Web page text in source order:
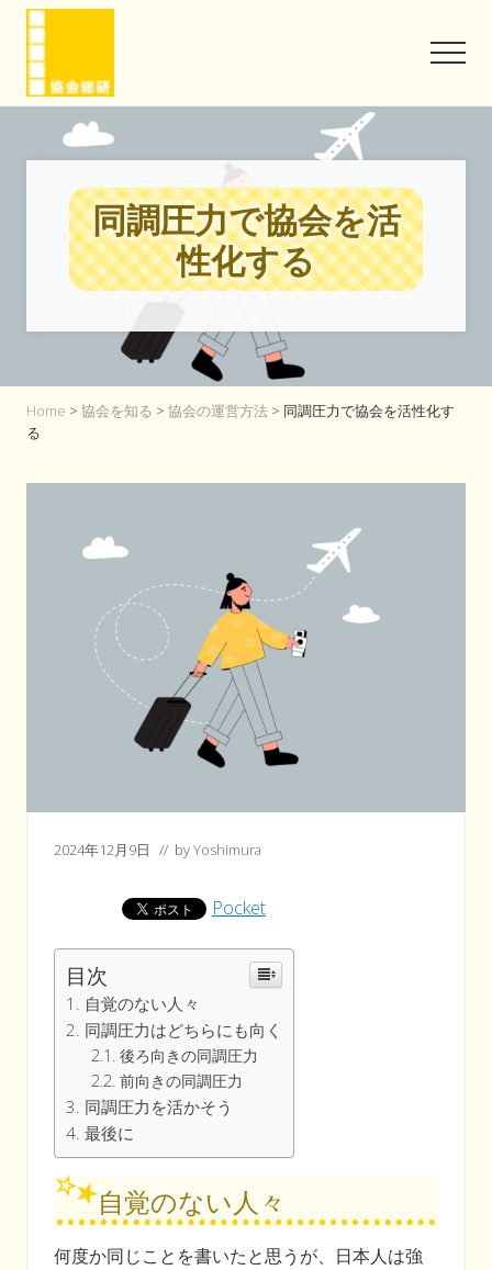
Menu
Skip
main
content
Skip
footer
協
と
に
同調圧力で協会を活
性化する
Home > 協会を知る > 協会の運営方法 > 同調圧力で協会を活性化す
る
2024年12月9日 // byYoshimura
Pocket
目次
自覚のない人々
同調圧力はどちらにも向く
後ろ向きの同調圧力
前向きの同調圧力
同調圧力を活かそう
最後に
自覚のない人々
何度か同じことを書いたと思うが、日本人は強